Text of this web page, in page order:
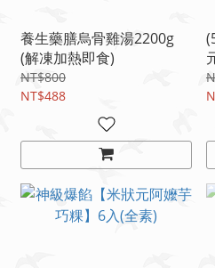
養生藥膳烏骨雞湯2200g
(解凍加熱即食)
NT$800
NT$488